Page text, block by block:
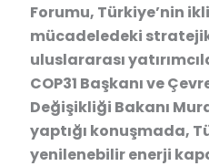
Forumu, Türkiye’nin
mücadeledeki
uluslararası
COP31 Başkanı ve
Değişikliği Bakanı
yaptığı konuşmada,
yenilenebilir enerji